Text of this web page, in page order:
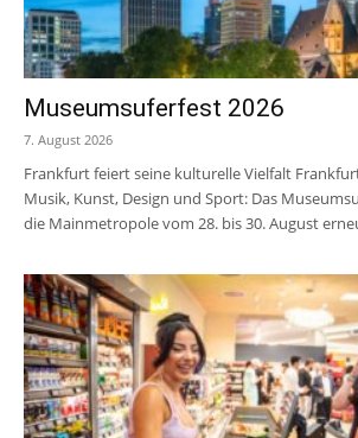
Museumsuferfest 2026
7. August 2026
Frankfurt feiert seine kulturelle Vielfalt Frankfurt
Musik, Kunst, Design und Sport: Das
die Mainmetropole vom 28. bis 30. August